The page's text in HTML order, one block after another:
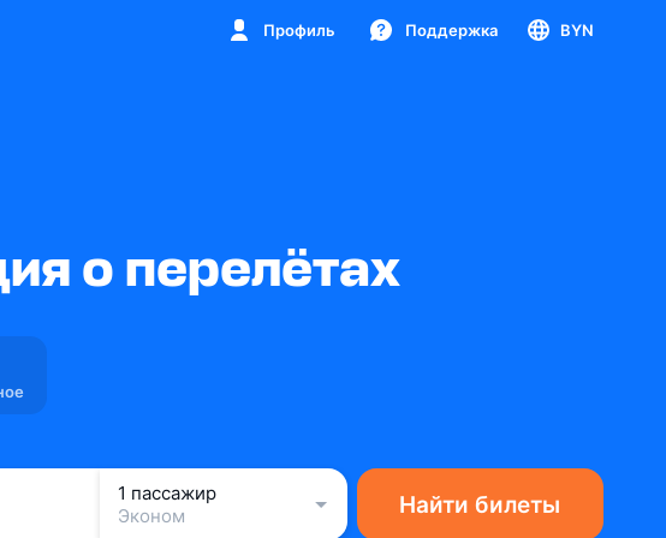
Профиль Поддержка BYN
о перелётах
1 пассажир
Эконом
Найти билеты